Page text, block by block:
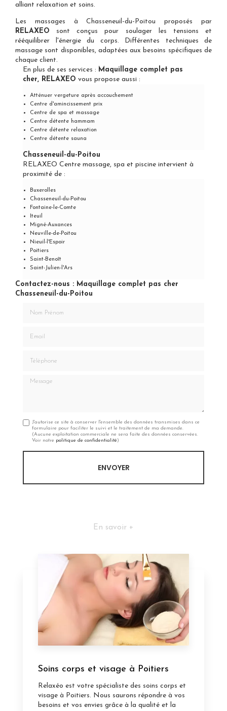
alliant relaxation et soins.
Les massages à Chasseneuil-du-Poitou proposés par
RELAXEO sont conçus pour soulager les tensions et
rééquilibrer l'énergie du corps. Différentes techniques de
massage sont disponibles, adaptées aux besoins spécifiques de
chaque client.
En plus de ses services : Maquillage complet pas
cher, RELAXEO vous propose aussi :
Atténuer vergeture après accouchement
Centre d'amincissement prix
Centre de spa et massage
Centre détente hammam
Centre détente relaxation
Centre détente sauna
Chasseneuil-du-Poitou
RELAXEO Centre massage, spa et piscine intervient à
proximité de :
Buxerolles
Chasseneuil-du-Poitou
Fontaine-le-Comte
Iteuil
Migné-Auxances
Neuville-de-Poitou
Nieuil-l'Espoir
Poitiers
Saint-Benoît
Saint-Julien-l'Ars
Contactez-nous : Maquillage complet pas cher
Chasseneuil-du-Poitou
Message
J'autorise ce site à conserver l'ensemble des données transmises dans ce
formulaire pour faciliter le suivi et le traitement de ma demande.
(Aucune exploitation commerciale ne sera faite des données conservées.
Voir notre politique de confidentialité)
En savoir +
Soins corps et visage à Poitiers
Relaxéo est votre spécialiste des soins corps et
visage à Poitiers. Nous saurons répondre à vos
besoins et vos envies grâce à la qualité et la